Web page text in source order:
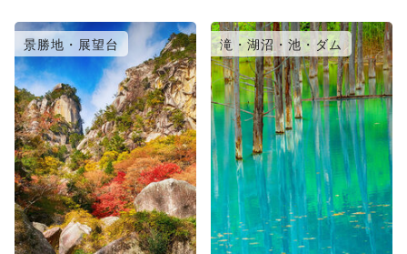
景勝地・展望台 滝・湖沼・池・ダム